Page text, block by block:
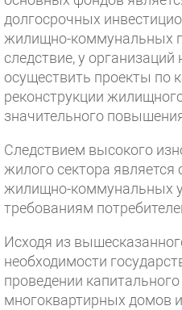
долгосрочных
жилищно-коммунальных
следствие, у
осуществить проекты по
реконструкции
значительного
Следствием высокого
жилого сектора является
жилищно-коммунальных
требованиям
Исходя из
необходимости
проведении
многоквартирных домов